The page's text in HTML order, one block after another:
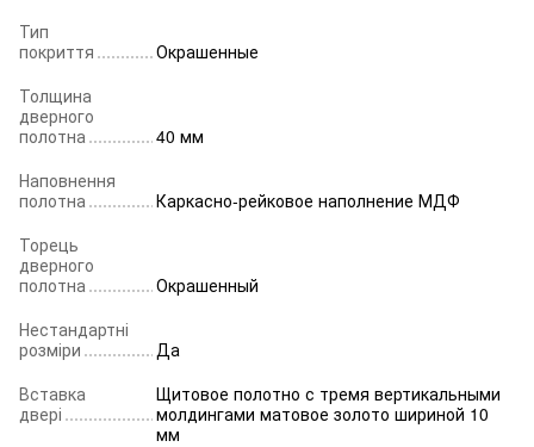
Тип
покриття
Окрашенные
Толщина
дверного
полотна
40 мм
Наповнення
полотна
Каркасно-рейковое наполнение МДФ
Торець
дверного
полотна
Окрашенный
Нестандартні
розміри
Да
Вставка
двері
Щитовое полотно с тремя вертикальными
молдингами матовое золото шириной 10
мм